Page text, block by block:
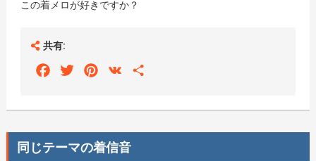
この着メロが好きですか？
共有:
FacebookTwitterPinterest
VK
同じテーマの着信音